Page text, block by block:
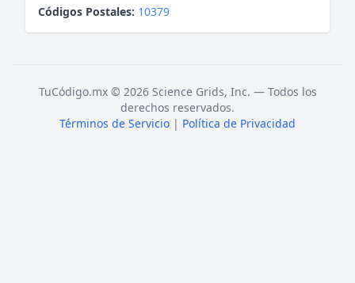
Códigos Postales: 10379
TuCódigo.mx © 2026 Science Grids, Inc. — Todos los
derechos reservados.
Términos de Servicio | Política de Privacidad